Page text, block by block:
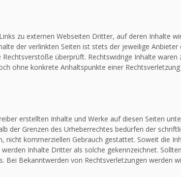
zu externen Webseiten Dritter, auf deren Inhalte
der verlinkten Seiten ist stets der jeweilige
Rechtsverstöße überprüft. Rechtswidrige Inhalte
ohne konkrete Anhaltspunkte einer
erstellten Inhalte und Werke auf diesen Seiten
der Grenzen des Urheberrechtes bedürfen der
nicht kommerziellen Gebrauch gestattet. Soweit die
Inhalte Dritter als solche gekennzeichnet.
Bei Bekanntwerden von Rechtsverletzungen werden